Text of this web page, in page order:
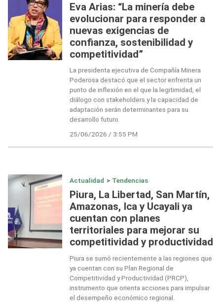
Eva Arias: “La minería debe
evolucionar para responder a
nuevas exigencias de
confianza, sostenibilidad y
competitividad”
La presidenta ejecutiva de Compañía Minera
Poderosa destacó que el sector enfrenta un
punto de inflexión en el que la legitimidad, el
diálogo con stakeholders y la capacidad de
adaptación serán determinantes para su
desarrollo futuro.
25/06/2026 / 3:55 PM
Actualidad > Tendencias
Piura, La Libertad, San Martín,
Amazonas, Ica y Ucayali ya
cuentan con planes
territoriales para mejorar su
competitividad y productividad
Piura se sumó recientemente a las regiones que
ya cuentan con su Plan Regional de
Competitividad y Productividad (PRCP),
instrumento que orienta acciones para impulsar
el desempeño económico regional.